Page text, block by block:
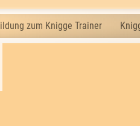
zum Knigge Trainer